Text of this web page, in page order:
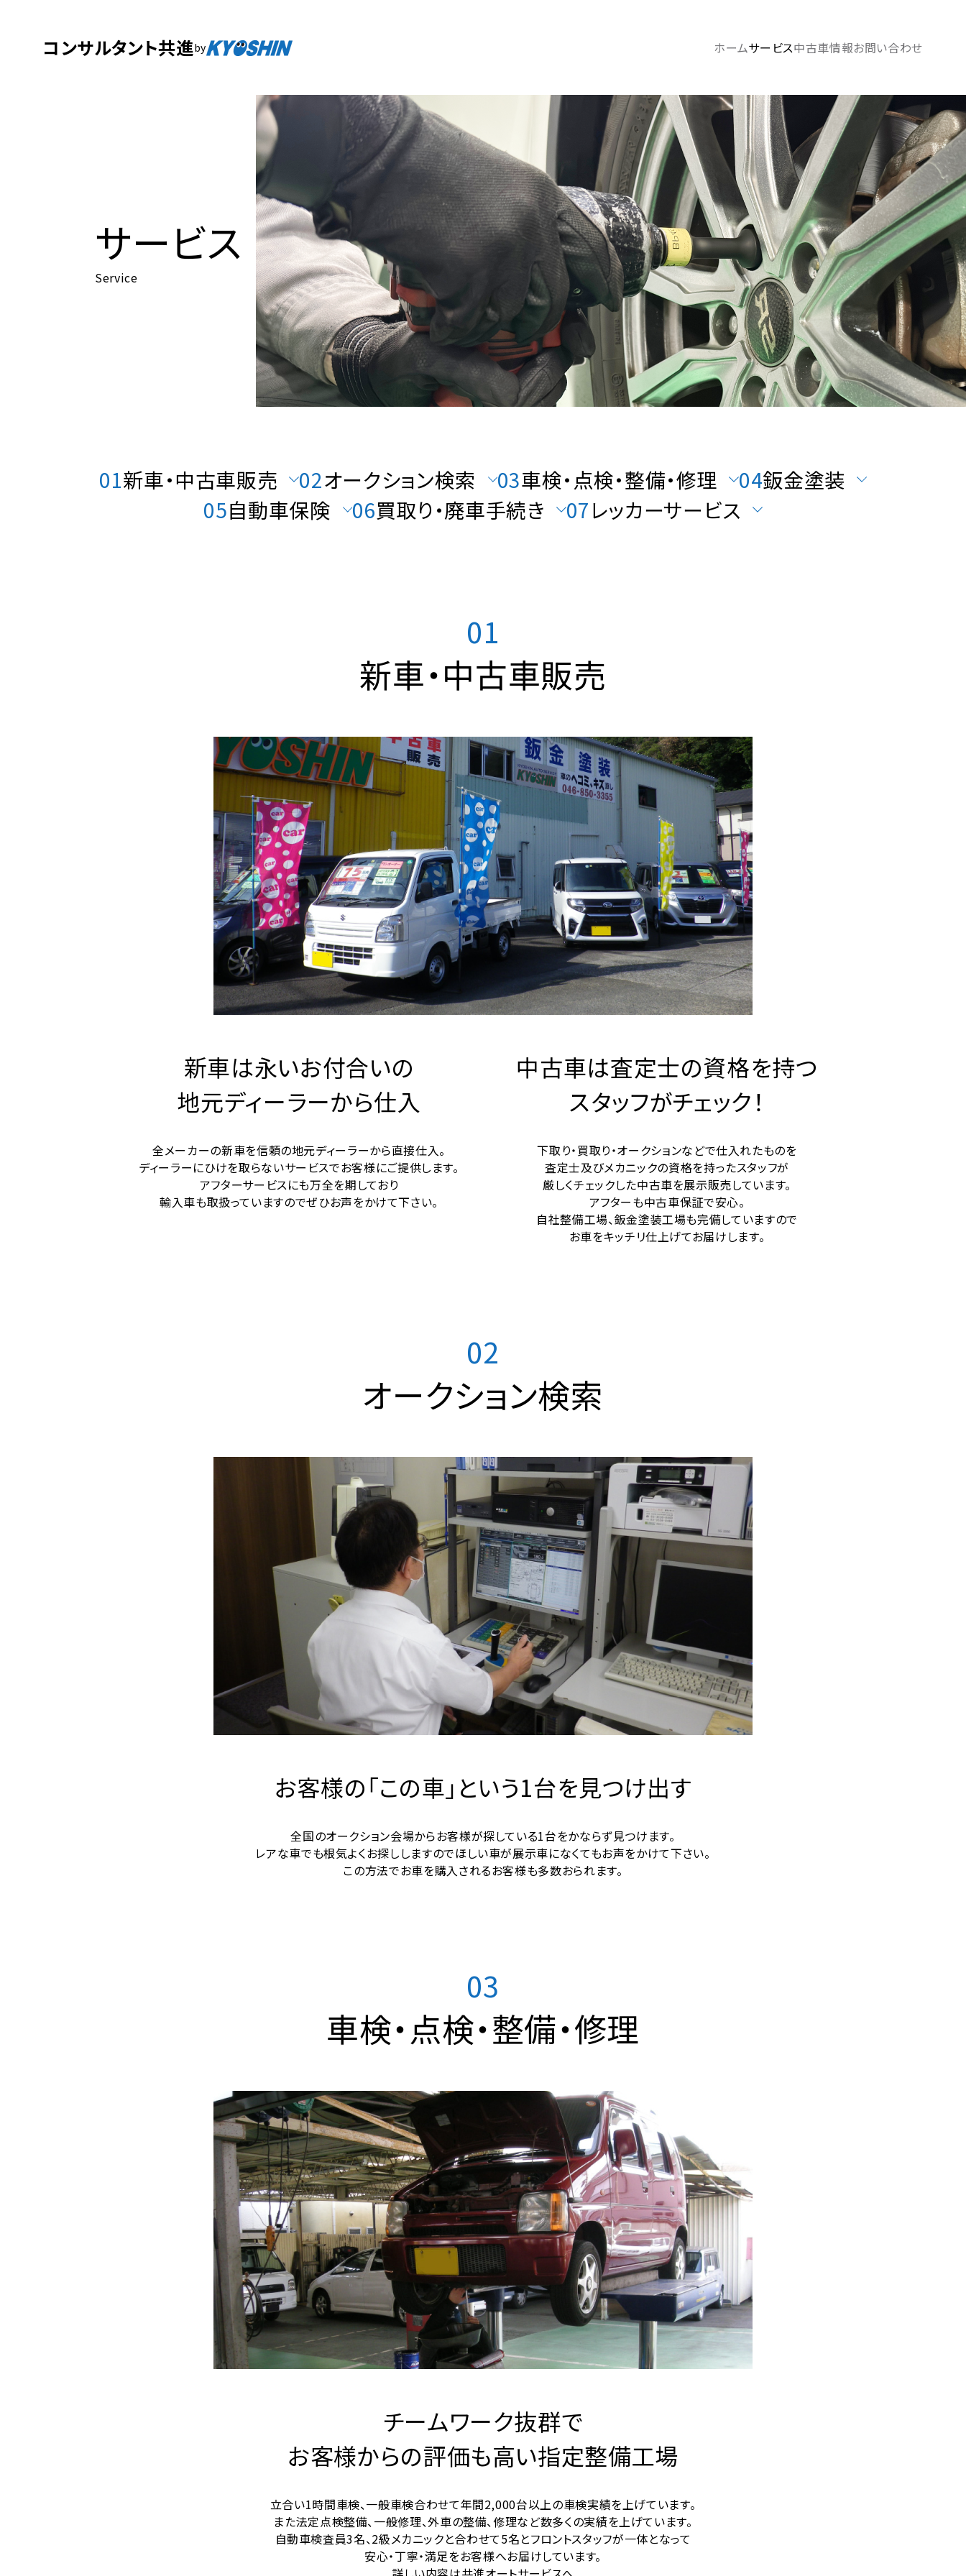
コンサルタント共進by ホームサービス中古車情報お問い合わせ
サービス
Service
01新車・中古車販売 02オークション検索 03車検・点検・整備・修理 04鈑金塗装
05自動車保険 06買取り・廃車手続き 07レッカーサービス
01
新車・中古車販売
新車は永いお付合いの
地元ディーラーから仕入
全メーカーの新車を信頼の地元ディーラーから直接仕入。
ディーラーにひけを取らないサービスでお客様にご提供します。
アフターサービスにも万全を期しており
輸入車も取扱っていますのでぜひお声をかけて下さい。
中古車は査定士の資格を持つ
スタッフがチェック！
下取り・買取り・オークションなどで仕入れたものを
査定士及びメカニックの資格を持ったスタッフが
厳しくチェックした中古車を展示販売しています。
アフターも中古車保証で安心。
自社整備工場、鈑金塗装工場も完備していますので
お車をキッチリ仕上げてお届けします。
02
オークション検索
お客様の「この車」という1台を見つけ出す
全国のオークション会場からお客様が探している1台をかならず見つけます。
レアな車でも根気よくお探ししますのでほしい車が展示車になくてもお声をかけて下さい。
この方法でお車を購入されるお客様も多数おられます。
03
車検・点検・整備・修理
チームワーク抜群で
お客様からの評価も高い指定整備工場
立合い1時間車検、一般車検合わせて年間2,000台以上の車検実績を上げています。
また法定点検整備、一般修理、外車の整備、修理など数多くの実績を上げています。
自動車検査員3名、2級メカニックと合わせて5名とフロントスタッフが一体となって
安心・丁寧・満足をお客様へお届けしています。